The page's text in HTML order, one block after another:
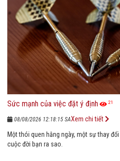
Sức mạnh của việc đặt ý định 21
08/08/2026 12:18:15 SA
Một thói quen hằng ngày, một sự thay
cuộc đời bạn ra sao.
Xem chi tiết